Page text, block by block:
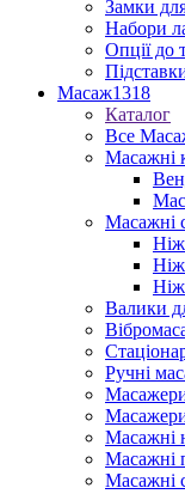
Замки
Набори
Опції до
Масаж1318
Каталог
Все
Масажні
Масажні
Валики
Ручні
Масажні
Масажні
Масажні